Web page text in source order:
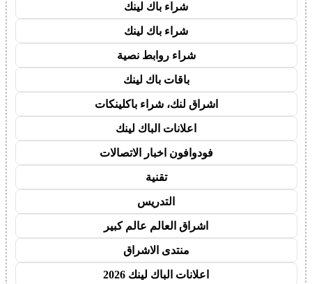
شراء باك لينك
شراء باك لينك
شراء روابط نصية
باقات باك لينك
اشراق لنك، شراء باكلينكات
اعلانات الباك لينك
فودوافون اخبار الاتصالات
تقنية
التدريس
اشراق العالم عالم كبير
منتدى الاشراق
اعلانات الباك لينك 2026